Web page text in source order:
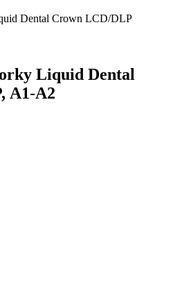
Dental Crown LCD/DLP
Liquid Dental
А1-А2